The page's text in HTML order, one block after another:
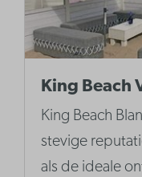
King Beach
King Beach
stevige
als de ideale